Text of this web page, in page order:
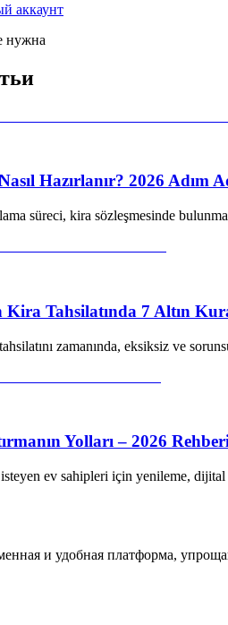
аккаунт
нужна
Hazırlanır? 2026 Adım
süreci, kira sözleşmesinde
Tahsilatında 7 Altın
zamanında, eksiksiz ve
Yolları – 2026
ev sahipleri için yenileme,
и удобная платформа,